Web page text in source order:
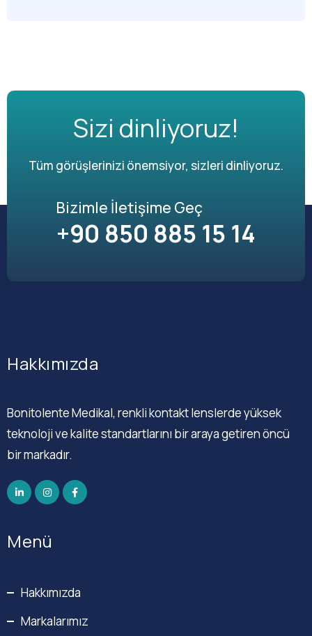
Sizi dinliyoruz!
Tüm görüşlerinizi önemsiyor, sizleri dinliyoruz.
Bizimle İletişime Geç
+90 850 885 15 14
Hakkımızda
Bonitolente Medikal, renkli kontakt lenslerde yüksek
teknoloji ve kalite standartlarını bir araya getiren öncü
bir markadır.
Menü
Hakkımızda
Markalarımız